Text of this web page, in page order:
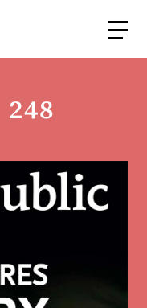
248